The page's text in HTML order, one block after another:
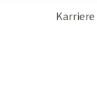
Karriere